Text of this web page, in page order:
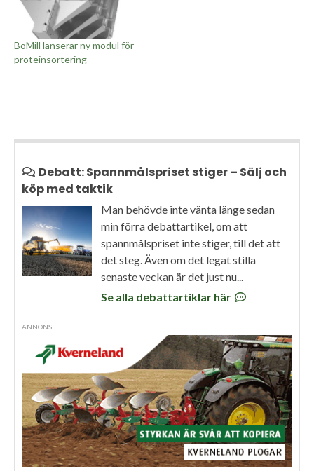
BoMill lanserar ny modul för
proteinsortering
Debatt: Spannmålspriset stiger – Sälj och
köp med taktik
Man behövde inte vänta länge sedan
min förra debattartikel, om att
spannmålspriset inte stiger, till det att
det steg. Även om det legat stilla
senaste veckan är det just nu...
Se alla debattartiklar här
ANNONS